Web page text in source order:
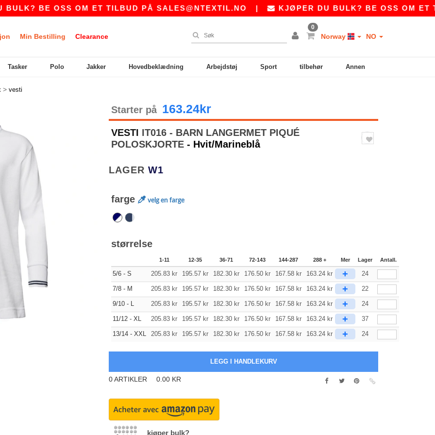
BE OSS OM ET TILBUD PÅSALES@NTEXTIL.NO| KJØPER DU BULK? BE OSS OM ET
Min Bestilling Clearance
0
Norway NO
Tasker Polo Jakker Hovedbeklædning Arbejdstøj Sport tilbehør Annen
> vesti
Starter på 163.24kr
VESTI IT016 - BARN LANGERMET PIQUÉ
POLOSKJORTE - Hvit/Marineblå
LAGER W1
farge velg en farge
størrelse
1-11 12-35 36-71 72-143 144-287 288 + Mer Lager Antall.
5/6 - S 205.83 kr 195.57 kr 182.30 kr 176.50 kr 167.58 kr 163.24 kr + 24
7/8 - M 205.83 kr 195.57 kr 182.30 kr 176.50 kr 167.58 kr 163.24 kr + 22
9/10 - L 205.83 kr 195.57 kr 182.30 kr 176.50 kr 167.58 kr 163.24 kr + 24
11/12 - XL 205.83 kr 195.57 kr 182.30 kr 176.50 kr 167.58 kr 163.24 kr + 37
13/14 - XXL 205.83 kr 195.57 kr 182.30 kr 176.50 kr 167.58 kr 163.24 kr + 24
0ARTIKLER 0.00 KR
kjøper bulk?